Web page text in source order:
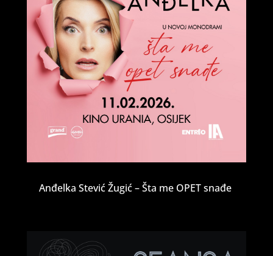
Anđelka Stević Žugić – Šta me OPET snađe